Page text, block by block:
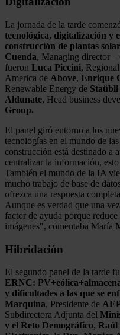
La jornada de la tarde
tecnológica, digitalización y
construcción de plantas
Cuenda, Managing director –
fueron Luca Piccini,
America de Above, Enrique
Renewable Energy de
Aldunate, Head business
Group.
El panel giró entorno a los
tecnologías en el mundo de
construcción está destinado a
centralizar la información,
También el mundo de la IA
mucho trabajo de base de
ofrezca una respuesta
Aunque es verdad que una
factor de ayuda porque
imágenes", comentaba María
Hibridación
El segundo panel de la tarde
ERNC:
y dificultades a las que se
Marquina, Presidente de
Subdirectora Adjunta del
y el Reto Demográfico, Raúl